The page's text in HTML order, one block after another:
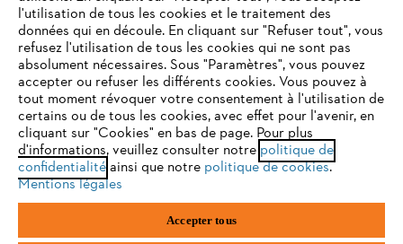
#STIHL
Vous utilisez un navigateur Internet que nous ne prenons plus
en charge, et certaines fonctionnalités de notre site ne
peuvent fonctionner correctement. Pour une utilisation
optimale de notre site, nous vous recommandons de passer à
l'un des navigateurs suivants :
firefox chrome
l'utilisation de tous les cookies et le traitement des
données qui en découle. En cliquant sur "Refuser tout", vous
refusez l'utilisation de tous les cookies qui ne sont pas
absolument nécessaires. Sous "Paramètres", vous pouvez
accepter ou refuser les différents cookies. Vous pouvez à
tout moment révoquer votre consentement à l'utilisation de
certains ou de tous les cookies, avec effet pour l'avenir, en
cliquant sur "Cookies" en bas de page. Pour plus
d'informations, veuillez consulter notre politique de
confidentialitéainsi que notre politique de cookies.
Mentions légales
Accepter tous